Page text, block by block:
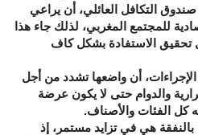
التكافل العائلي، أن يراعي
للمجتمع المغربي، لذلك جاء هذا
تحقيق الاستفادة بشكل كاف
أن واضعها تشدد من أجل
والدوام حتى لا يكون عرضة
كل الفئات والأصناف.
بالنفقة هي في تزايد مستمر، إذ